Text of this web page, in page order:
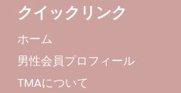
クイックリンク
ホーム
男性会員プロフィール
TMAについて